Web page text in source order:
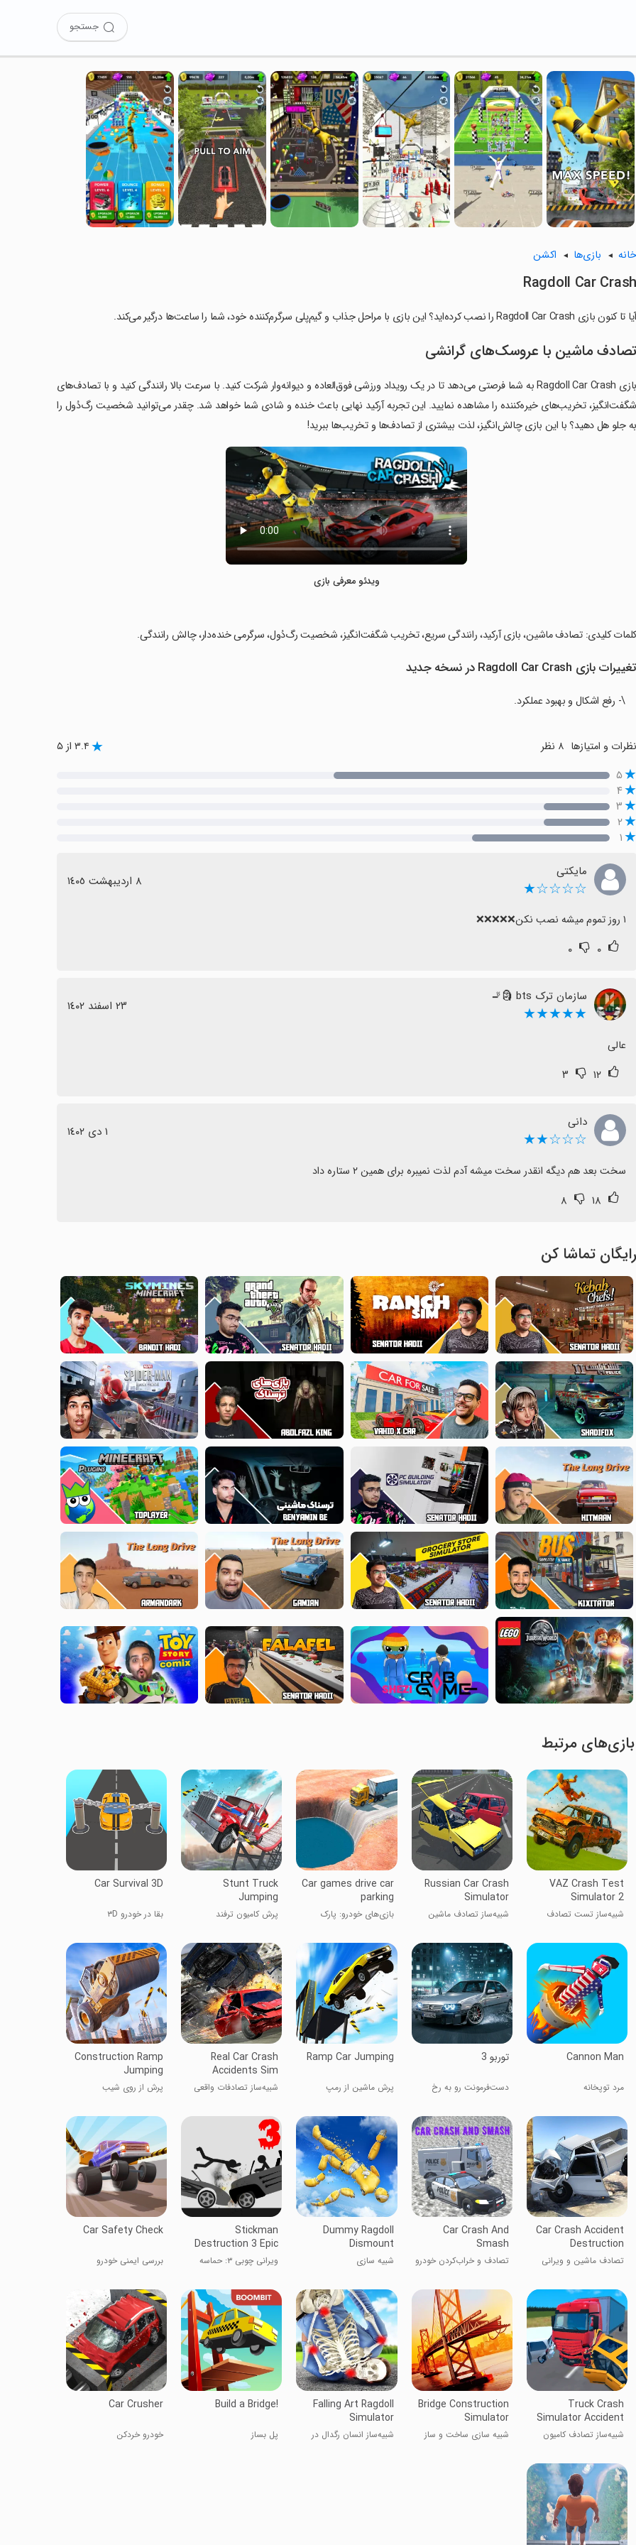
جستجو
خانه بازی‌ها اکشن
Ragdoll Car Crash
آیا تا کنون بازی Ragdoll Car Crash را نصب کرده‌اید؟ این بازی با مراحل جذاب و گیم‌پلی سرگرم‌کننده خود، شما را ساعت‌ها درگیر می‌کند.
تصادف ماشین با عروسک‌های گرانشی
بازی Ragdoll Car Crash به شما فرصتی می‌دهد تا در یک رویداد ورزشی فوق‌العاده و دیوانه‌وار شرکت کنید. با سرعت بالا رانندگی کنید و با تصادف‌های
شگفت‌انگیز، تخریب‌های خیره‌کننده را مشاهده نمایید. این تجربه آرکید نهایی باعث خنده و شادی شما خواهد شد. چقدر می‌توانید شخصیت رگ‌دُول را
به جلو هل دهید؟ با این بازی چالش‌انگیز، لذت بیشتری از تصادف‌ها و تخریب‌ها ببرید!
ویدئو معرفی بازی
‏کلمات کلیدی: تصادف ماشین، بازی آرکید، رانندگی سریع، تخریب شگفت‌انگیز، شخصیت رگ‌دُول، سرگرمی خنده‌دار، چالش رانندگی.
تغییرات بازی Ragdoll Car Crash در نسخه جدید
\- رفع اشکال و بهبود عملکرد.
نظرات و امتیازها ۳.۴ از ۵
۵
۴
۳
۲
۱
مایکتی
☆☆☆☆★ ٨ اردیبهشت ١٤٠٥
۱ روز تموم میشه نصب نکن❌️❌️❌️❌️❌️
۰ ۰
سازمان ترک‌‌‌‌ bts 🗿🚬
★★★★★ ٢٣ اسفند ١٤٠٢
عالی
۱۲ ۳
دانی
☆☆☆★★ ١ دی ١٤٠٢
سخت بعد هم دیگه انقدر سخت میشه آدم لذت نمیبره برای همین ۲ ستاره داد
۱۸ ۸
رایگان تماشا کن
بازی‌های مرتبط
VAZ Crash Test
Simulator 2
شبیه‌ساز تست تصادف
Russian Car Crash
Simulator
شبیه‌ساز تصادف ماشین
Car games drive car
parking
بازی‌های خودرو: پارک
Stunt Truck
Jumping
پرش کامیون ترفند
Car Survival 3D
بقا در خودرو ۳D
Cannon Man
مرد توپخانه
‏‏توربو 3
دست‌فرمونت رو به رخ
Ramp Car Jumping
پرش ماشین از رمپ
Real Car Crash
Accidents Sim
شبیه‌ساز تصادفات واقعی
Construction Ramp
Jumping
پرش از روی شیب
Car Crash Accident
Destruction
تصادف ماشین و ویرانی
Car Crash And
Smash
تصادف و خراب‌کردن خودرو
Dummy Ragdoll
Dismount
شبیه سازی
Stickman
Destruction 3 Epic
ویرانی چوبی ۳: حماسه
Car Safety Check
بررسی ایمنی خودرو
Truck Crash
Simulator Accident
شبیه‌ساز تصادف کامیون
Bridge Construction
Simulator
شبیه سازی ساخت و ساز
Falling Art Ragdoll
Simulator
شبیه‌ساز انسان رگدال در
Build a Bridge!
پل بساز
Car Crusher
خودرو خردکن